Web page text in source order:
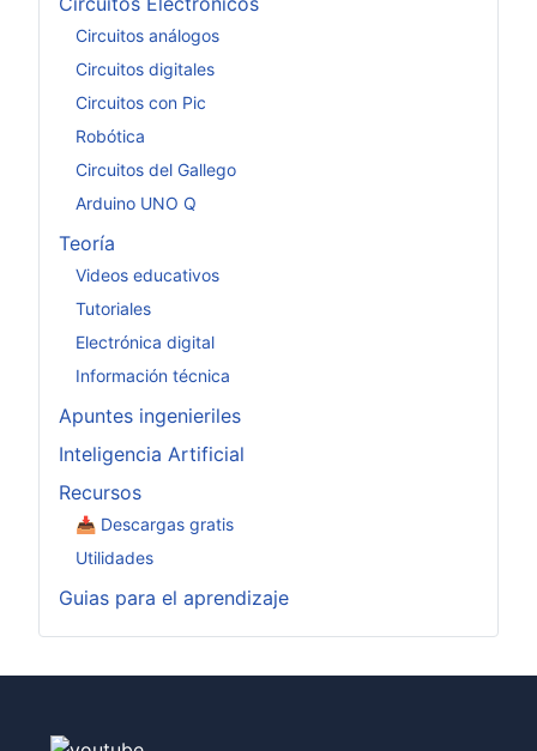
Circuitos análogos
Circuitos digitales
Circuitos con Pic
Robótica
Circuitos del Gallego
Arduino UNO Q
Teoría
Videos educativos
Tutoriales
Electrónica digital
Información técnica
Apuntes ingenieriles
Inteligencia Artificial
Recursos
📥 Descargas gratis
Utilidades
Guias para el aprendizaje